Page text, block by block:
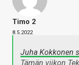
Timo 2
8.5.2022
Juha Kokkonen
Tämän viikon